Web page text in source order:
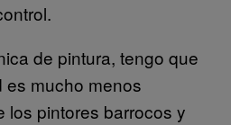
de pintura, tengo que
es mucho menos
los pintores barrocos y